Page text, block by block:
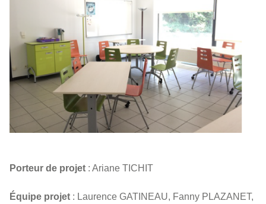
Porteur de projet : Ariane TICHIT
Équipe projet : Laurence GATINEAU, Fanny PLAZANET,